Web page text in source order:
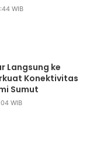
WIB
Langsung ke
Konektivitas
Sumut
WIB